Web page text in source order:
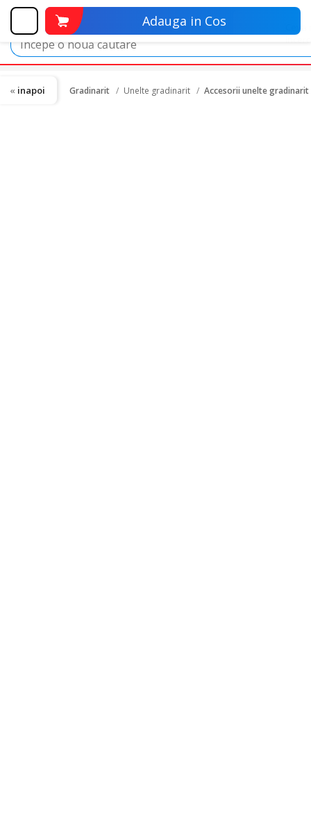
Adauga in Cos
Gradinarit Unelte gradinarit Accesorii unelte gradinarit
inapoi